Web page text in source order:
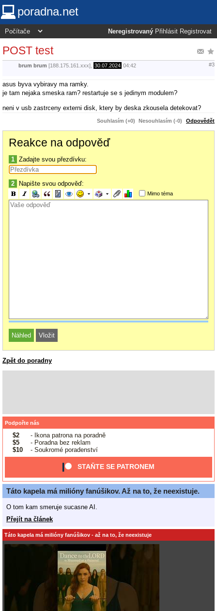
poradna.net
Neregistrovaný Přihlásit Registrovat
POST test
brum brum [188.175.161.xxx], 30.07.2024 04:42 #3
asus byva vybiravy ma ramky.
je tam nejaka smeska ram? restartuje se s jedinym modulem?
neni v usb zastrceny externi disk, ktery by deska zkousela detekovat?
Souhlasím (+0) Nesouhlasím (-0) Odpovědět
Reakce na odpověď
1 Zadajte svou přezdívku:
2 Napište svou odpověď:
Mimo téma
Zpět do poradny
Podpořte nás
$2
- Ikona patrona na poradně
$5
- Poradna bez reklam
$10
- Soukromé poradenství
STAŇTE SE PATRONEM
Táto kapela má milióny fanúšikov. Až na to, že neexistuje.
O tom kam smeruje sucasne AI.
Přejít na článek
Táto kapela má milióny fanúšikov - až na to, že neexistuje